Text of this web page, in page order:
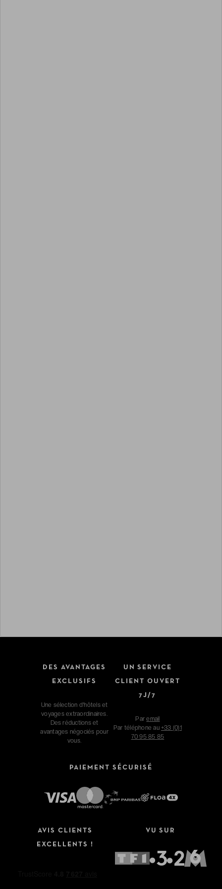
Affinez votre recherche
Type de séjour
DES AVANTAGES
EXCLUSIFS
Une sélection d'hôtels et
voyages extraordinaires.
Des réductions et
avantages négociés pour
vous.
UN SERVICE
CLIENT OUVERT
7J/7
Paremail
Par téléphone au +33 (0)1
70 95 85 85
PAIEMENT SÉCURISÉ
AVIS CLIENTS
EXCELLENTS !
VU SUR